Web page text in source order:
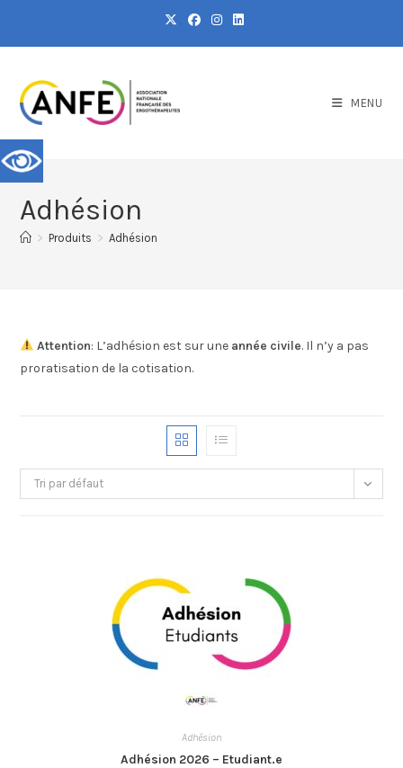
MENU
Adhésion
> Produits > Adhésion
Attention: L’adhésion est sur une année civile. Il n’y a pas
proratisation de la cotisation.
Tri par défaut
Adhésion
Adhésion 2026 – Etudiant.e